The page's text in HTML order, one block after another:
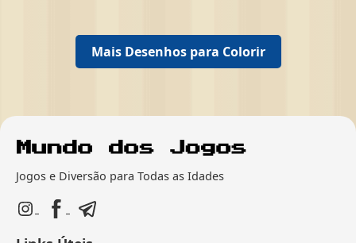
Mais Desenhos para Colorir
Jogos e Diversão para Todas as Idades